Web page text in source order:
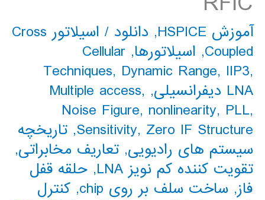
آموزش HSPICE , دانلود /
اسیلاتور Cross
Coupled
, اسیلاتورها,
Cellular
Techniques, Dynamic Range, IIP3,
LNA دیفرانسیلی
,
Multiple access,
Noise Figure, nonlinearity, PLL,
Sensitivity, Zero IF Structure
, تاریخچه
سیستم های رادیویی, تعاریف مخابراتی,
تقویت کننده کم نویز LNA
, حلقه قفل
فاز, ساخت سلف بر روی chip , کنترل